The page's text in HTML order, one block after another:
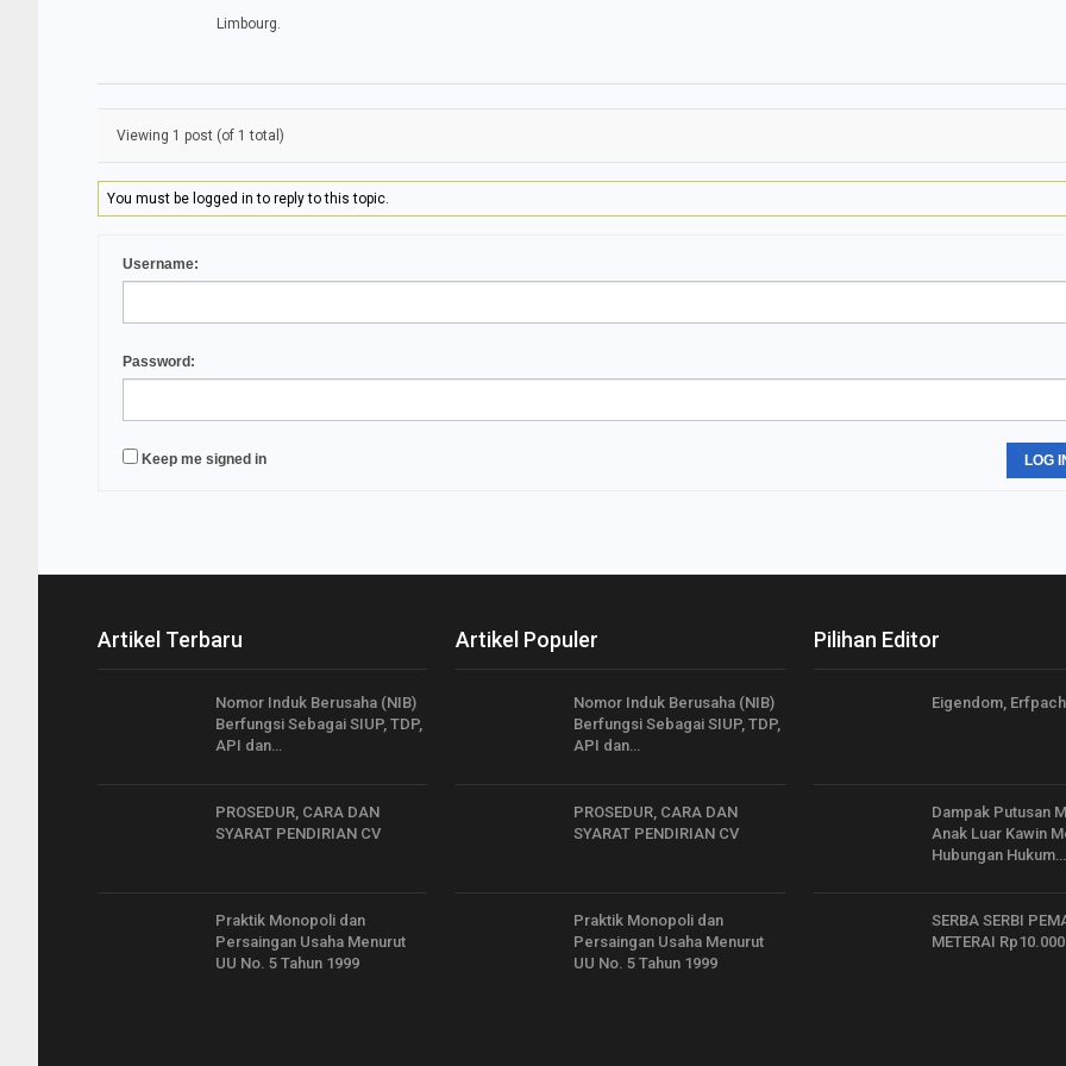
Limbourg.
Viewing 1 post (of 1 total)
You must be logged in to reply to this topic.
Username:
Password:
Keep me signed in LOG
Artikel Terbaru
Nomor Induk Berusaha (NIB)
Berfungsi Sebagai SIUP, TDP,
API dan…
PROSEDUR, CARA DAN
SYARAT PENDIRIAN CV
Praktik Monopoli dan
Persaingan Usaha Menurut
UU No. 5 Tahun 1999
Artikel Populer
Nomor Induk Berusaha (NIB)
Berfungsi Sebagai SIUP, TDP,
API dan…
PROSEDUR, CARA DAN
SYARAT PENDIRIAN CV
Praktik Monopoli dan
Persaingan Usaha Menurut
UU No. 5 Tahun 1999
Pilihan Editor
Eigendom,
Dampak Putusan
Anak Luar Kawin
Hubungan Hukum…
SERBA SERBI
METERAI Rp10.000